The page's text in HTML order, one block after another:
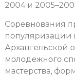
2004 и
Соревнования
популяризации
Архангельской
молодежного
мастерства,